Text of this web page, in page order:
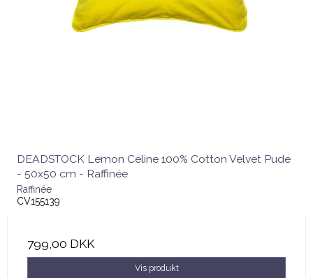
DEADSTOCK Lemon Celine 100% Cotton Velvet Pude
- 50x50 cm - Raffinée
Raffinée
CV155139
799,00 DKK
Vis produkt